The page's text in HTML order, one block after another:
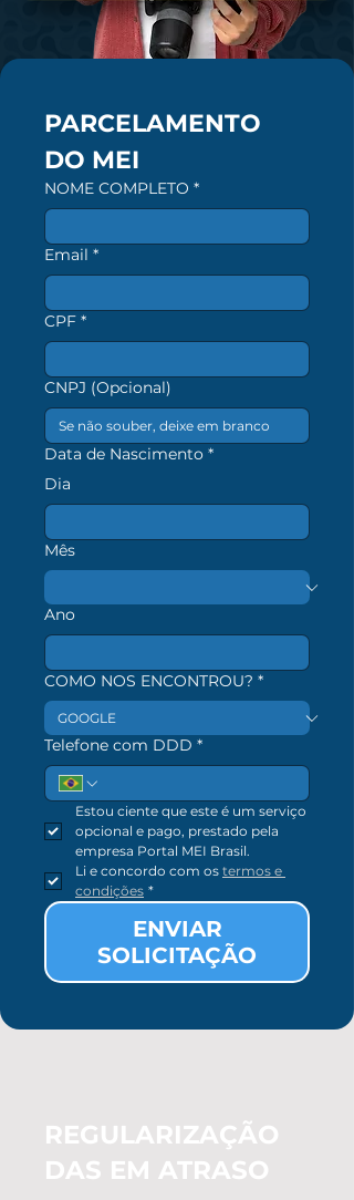
PARCELAMENTO
DO MEI
NOME COMPLETO *
Email *
CPF *
CNPJ (Opcional)
Data de Nascimento *
Dia
Mês
Ano
COMO NOS ENCONTROU? *
Telefone com DDD *
Estou ciente que este é um serviço
opcional e pago, prestado pela
empresa Portal MEI Brasil.
Li e concordo com os termos e
condições *
utms
ENVIAR
SOLICITAÇÃO
REGULARIZAÇÃO
DAS EM ATRASO